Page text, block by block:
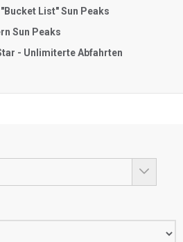
List" Sun Peaks
Sun Peaks
- Unlimiterte Abfahrten